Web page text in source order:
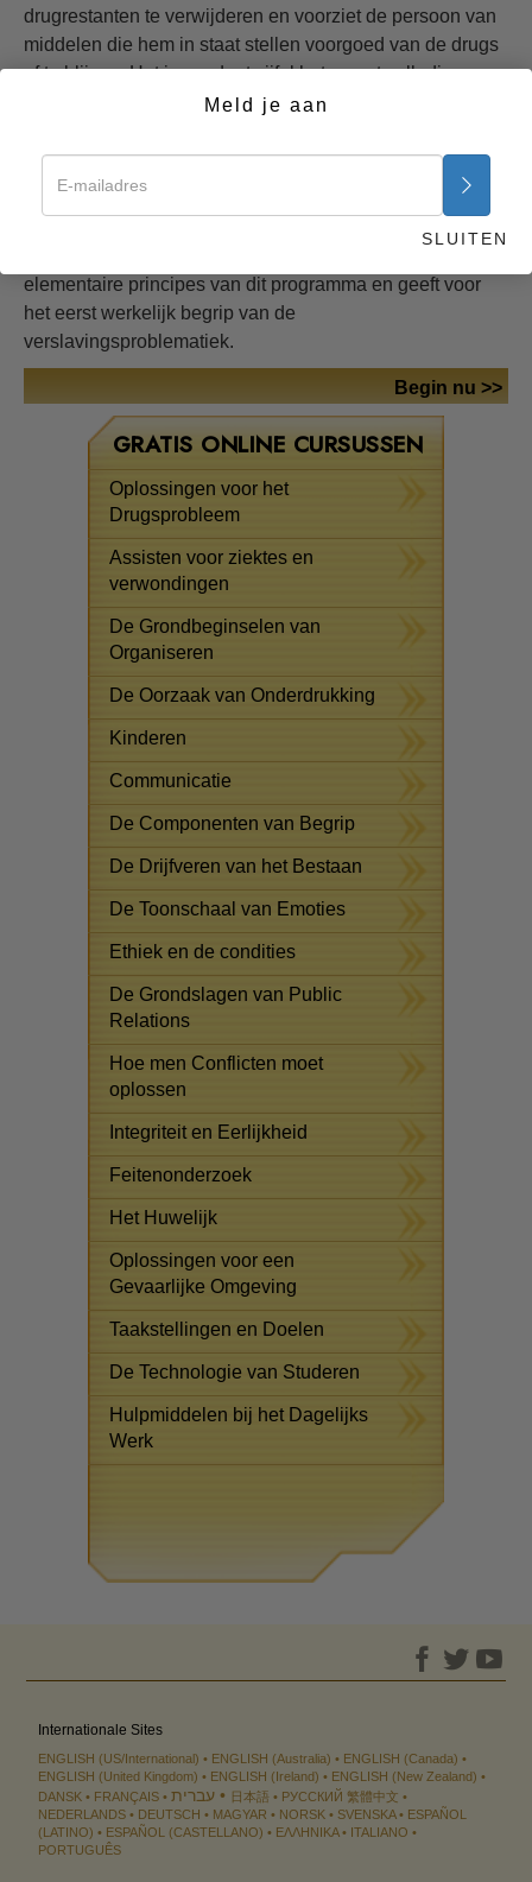
drugrestanten te verwijderen en voorziet de persoon van
middelen die hem in staat stellen voorgoed van de drugs
af te blijven. Het is zonder twijfel het meest volledige en
effectieve programma ter wereld. Voor het eerst, zoals
die verslaafd zijn aan alcohol of drugs, zichzelf van deze
tirannie bevrijden en het leven met hernieuwde energie
en hoop tegemoet treden.
elementaire principes van dit programma en geeft voor
het eerst werkelijk begrip van de
verslavingsproblematiek.
Begin nu >>
GRATIS ONLINE CURSUSSEN
Oplossingen voor het
Drugsprobleem
Assisten voor ziektes en
verwondingen
De Grondbeginselen van
Organiseren
De Oorzaak van Onderdrukking
Kinderen
Communicatie
De Componenten van Begrip
De Drijfveren van het Bestaan
De Toonschaal van Emoties
Ethiek en de condities
De Grondslagen van Public
Relations
Hoe men Conflicten moet
oplossen
Integriteit en Eerlijkheid
Feitenonderzoek
Het Huwelijk
Oplossingen voor een
Gevaarlijke Omgeving
Taakstellingen en Doelen
De Technologie van Studeren
Hulpmiddelen bij het Dagelijks
Werk
Internationale Sites
ENGLISH (US/International) ENGLISH (Australia)
ENGLISH (Canada)
ENGLISH (United Kingdom)
ENGLISH (Ireland)
ENGLISH (New Zealand)
DANSK
FRANÇAIS עברית 日本語 РУССКИЙ 繁體中文
NEDERLANDS
DEUTSCH MAGYAR NORSK SVENSKA
ESPAÑOL
(LATINO)
ESPAÑOL (CASTELLANO) ΕΛΛΗΝΙΚA
ITALIANO
PORTUGUÊS
Meld je aan
SLUITEN